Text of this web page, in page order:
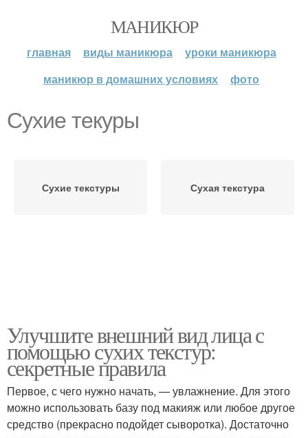
МАНИКЮР
главная виды маникюра
уроки маникюра
маникюр в домашних условиях
фото
Сухие текуры
Сухие текстуры Сухая текстура
Улучшите внешний вид лица с
помощью сухих текстур:
секретные правила
Первое, с чего нужно начать, — увлажнение. Для этого
можно использовать базу под макияж или любое другое
средство (прекрасно подойдет сыворотка). Достаточно